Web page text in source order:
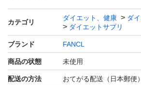
品物に関係ない質問×
◯◯ありますか？は、対応が追いつか
い合わせが埋もれてしまう事が多い
で下さい。
カテゴリ
ダイエット、健康
ダ
ダイエットサプリ
ブランド FANCL
商品の状態 未使用
配送の方法 おてがる配送（日本郵便）